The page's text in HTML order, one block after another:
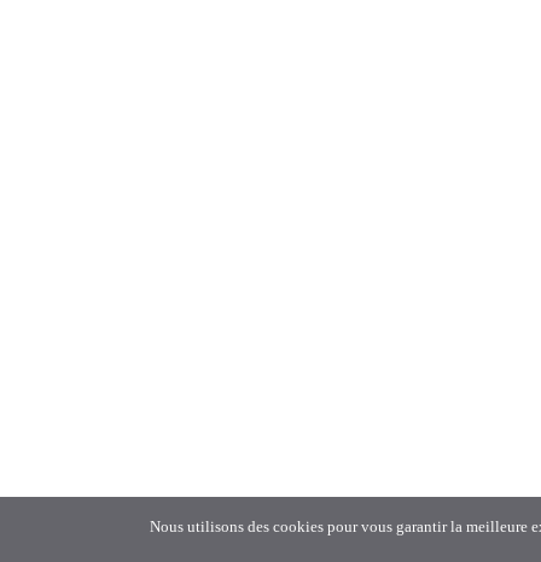
Nous utilisons des cookies pour vous garantir la meilleure